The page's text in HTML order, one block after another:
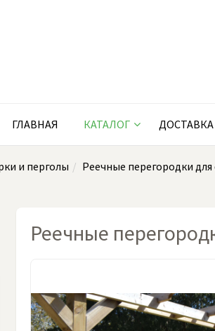
ГЛАВНАЯ КАТАЛОГ ДОСТАВКА
и перголы Реечные перегородки
Реечные